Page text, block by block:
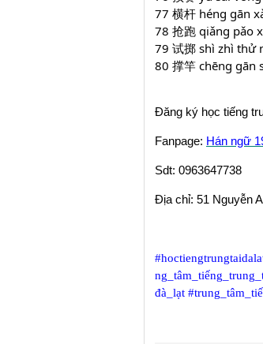
77 横杆 héng gān
78 抢跑 qiǎng pǎo
79 试掷 shì zhì thử
80 撑竿 chēng gān
Đăng ký học tiếng
Fanpage: Hán ngữ
Sdt: 0963647738
Địa chỉ: 51 Nguyễn
đà_lạt